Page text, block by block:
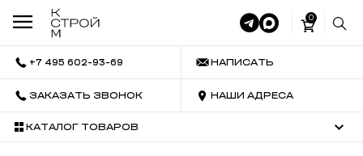
0
+7 495 602-93-69 НАПИСАТЬ
ЗАКАЗАТЬ ЗВОНОК НАШИ АДРЕСА
КАТАЛОГ ТОВАРОВ